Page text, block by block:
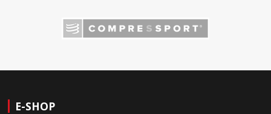
E-SHOP